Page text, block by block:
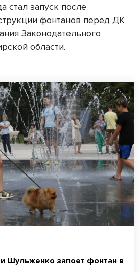
стал запуск после
фонтанов перед ДК
Законодательного
области.
Шульженко запоет фонтан в